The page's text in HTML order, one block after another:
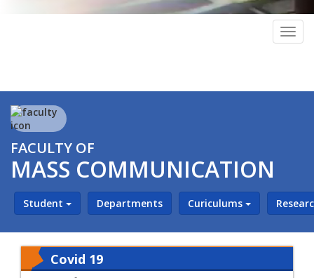
FACULTY OF
MASS COMMUNICATION
Student Departments Curiculums
Covid 19